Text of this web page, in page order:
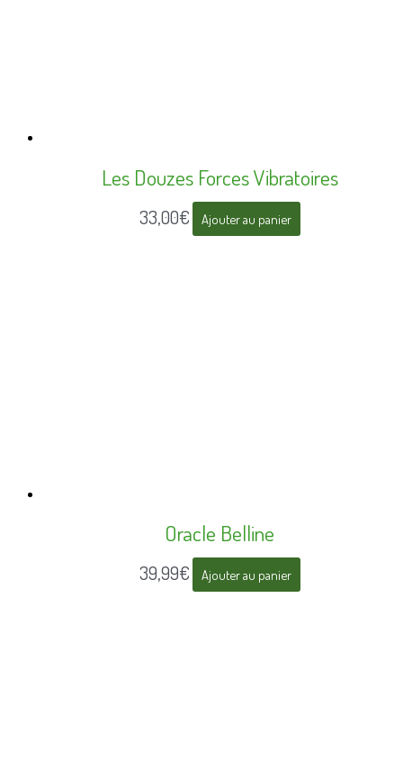
Les Douzes Forces Vibratoires
33,00€ Ajouter au panier
Oracle Belline
39,99€ Ajouter au panier